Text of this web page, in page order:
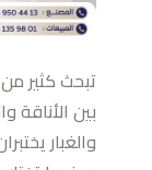
تبحث كثير
بين
والغبار